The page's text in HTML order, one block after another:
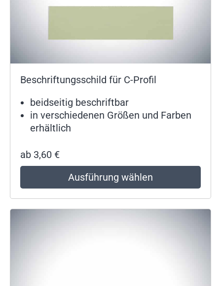
Beschriftungsschild für C-Profil
beidseitig beschriftbar
in verschiedenen Größen und Farben
erhältlich
ab 3,60 €
Ausführung wählen